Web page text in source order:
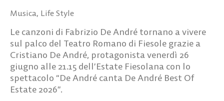
Musica, Life Style
Le canzoni di Fabrizio De André tornano a vivere
sul palco del Teatro Romano di Fiesole grazie a
Cristiano De André, protagonista venerdì 26
giugno alle 21.15 dell’Estate Fiesolana con lo
spettacolo “De André canta De André Best Of
Estate 2026”.